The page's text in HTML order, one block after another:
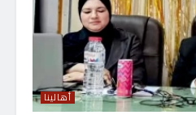
أهالينا